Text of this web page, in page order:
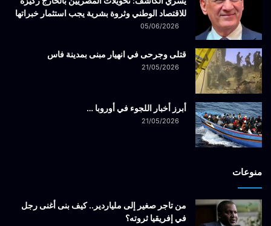
للاقتصاد الوطني وثروة بشرية يجب استثمار خبراتها
05/06/2026
قتلى وجرحى في انهيار مبنى بمدينة فاس
21/05/2026
أبرز أخبار اللجوء في أوروبا …
21/05/2026
منوعات
من تاجر صغير إلى ملياردير.. كيف بنى أغنى رجل
في إفريقيا ثروته؟